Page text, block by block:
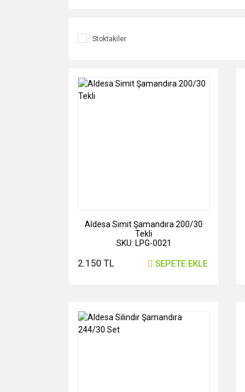
Stoktakiler
Aldesa Simit Şamandıra 200/30
Tekli
SKU: LPG-0021
2.150 TL SEPETE EKLE